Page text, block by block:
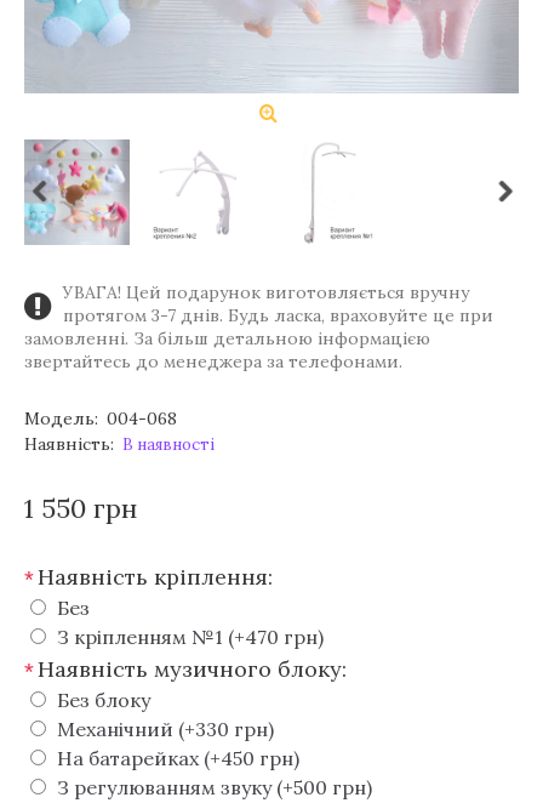
УВАГА! Цей подарунок виготовляється вручну
протягом 3-7 днів. Будь ласка, враховуйте це при
замовленні. За більш детальною інформацією
звертайтесь до менеджера за телефонами.
Модель: 004-068
Наявність: В наявності
1 550 грн
*Наявність кріплення:
Без
З кріпленням №1 (+470 грн)
*Наявність музичного блоку:
Без блоку
Механічний (+330 грн)
На батарейках (+450 грн)
З регулюванням звуку (+500 грн)